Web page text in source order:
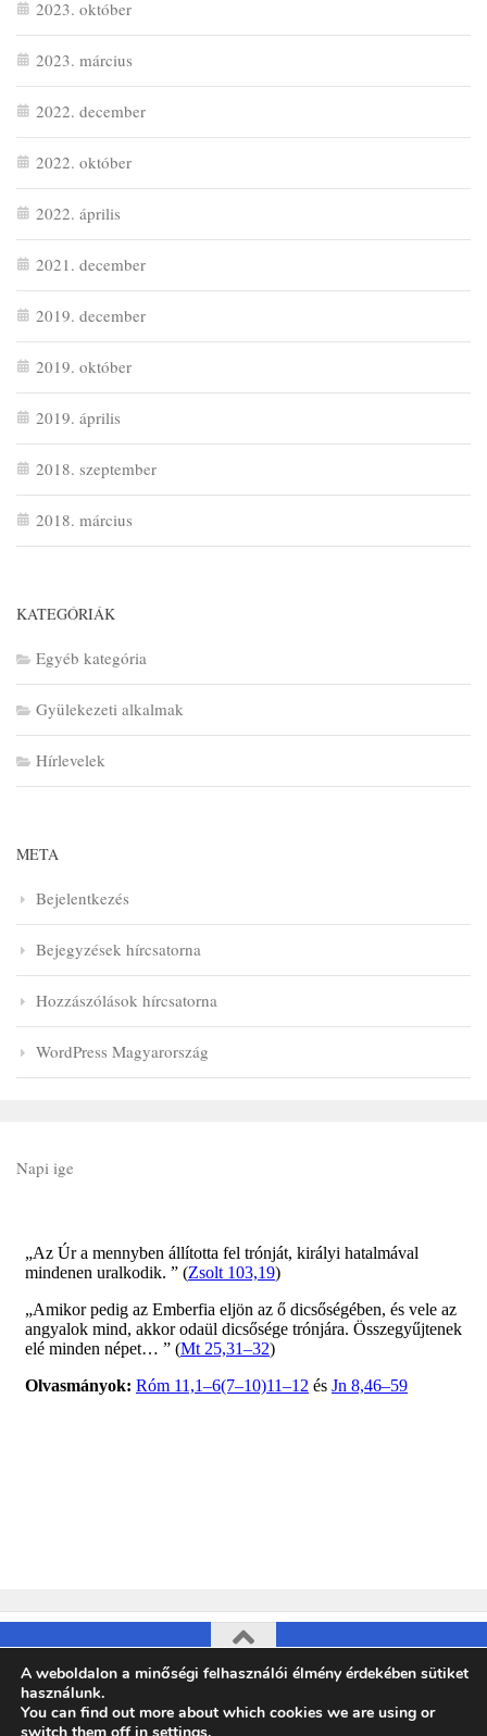
2023. október
2023. március
2022. december
2022. október
2022. április
2021. december
2019. december
2019. október
2019. április
2018. szeptember
2018. március
KATEGÓRIÁK
Egyéb kategória
Gyülekezeti alkalmak
Hírlevelek
META
Bejelentkezés
Bejegyzések hírcsatorna
Hozzászólások hírcsatorna
WordPress Magyarország
Napi ige
Pesterzsébeti Evangélikus Egyházközség © 2026. All Rights
Reserved.
A weboldalon a minőségi felhasználói élmény érdekében sütiket
használunk.
You can find out more about which cookies we are using or